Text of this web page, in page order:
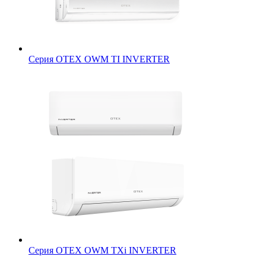
Серия OTEX OWM TI INVERTER
Серия OTEX OWM TXi INVERTER